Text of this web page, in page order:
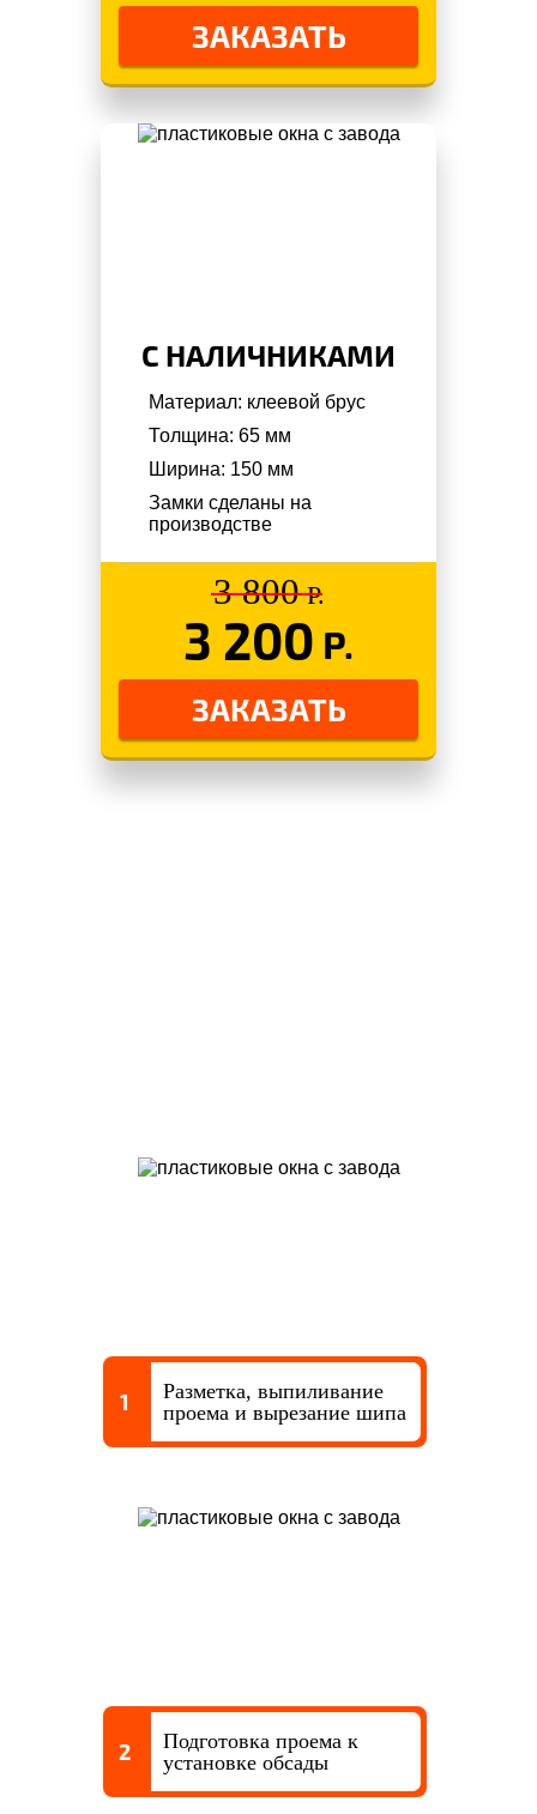
ЗАКАЗАТЬ
С НАЛИЧНИКАМИ
Материал: клеевой брус
Толщина: 65 мм
Ширина: 150 мм
Замки сделаны на
производстве
3 800Р.
3 200 Р.
ЗАКАЗАТЬ
1
Разметка, выпиливание
проема и вырезание шипа
2
Подготовка проема к
установке обсады